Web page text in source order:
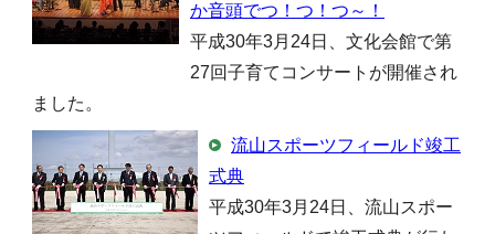
か音頭でつ！つ！つ～！
平成30年3月24日、文化会館で第
27回子育てコンサートが開催され
ました。
流山スポーツフィールド竣工
式典
平成30年3月24日、流山スポー